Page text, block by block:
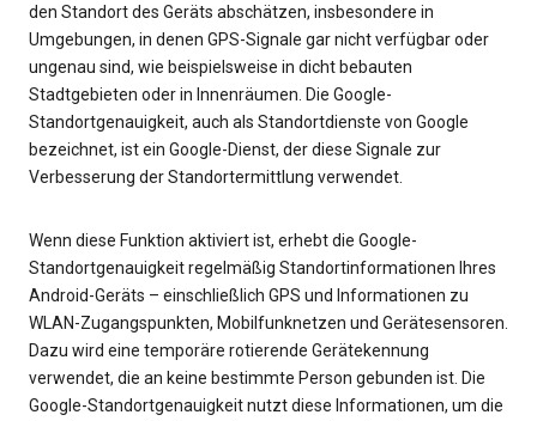
den Standort des Geräts abschätzen, insbesondere in
Umgebungen, in denen GPS-Signale gar nicht verfügbar oder
ungenau sind, wie beispielsweise in dicht bebauten
Stadtgebieten oder in Innenräumen. Die Google-
Standortgenauigkeit, auch als Standortdienste von Google
bezeichnet, ist ein Google-Dienst, der diese Signale zur
Verbesserung der Standortermittlung verwendet.
Wenn diese Funktion aktiviert ist, erhebt die Google-
Standortgenauigkeit regelmäßig Standortinformationen Ihres
Android-Geräts – einschließlich GPS und Informationen zu
WLAN-Zugangspunkten, Mobilfunknetzen und Gerätesensoren.
Dazu wird eine temporäre rotierende Gerätekennung
verwendet, die an keine bestimmte Person gebunden ist. Die
Google-Standortgenauigkeit nutzt diese Informationen, um die